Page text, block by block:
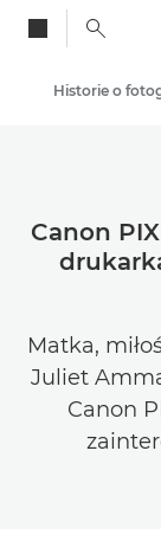
Canon
Matka,
Juliet
Canon